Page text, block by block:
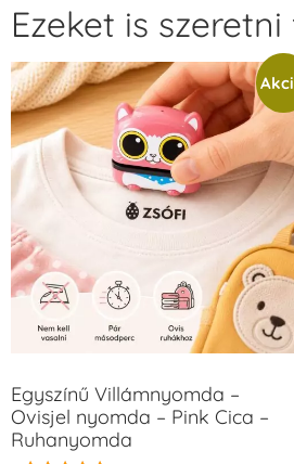
Ezeket is
Egyszínű Villámnyomda –
Ovisjel nyomda – Pink Cica –
Ruhanyomda